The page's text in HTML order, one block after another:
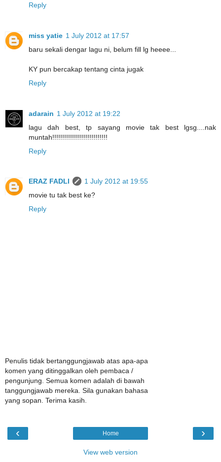
Reply
miss yatie 1 July 2012 at 17:57
baru sekali dengar lagu ni, belum fill lg heeee...
KY pun bercakap tentang cinta jugak
Reply
adarain 1 July 2012 at 19:22
lagu dah best, tp sayang movie tak best lgsg....nak
muntah!!!!!!!!!!!!!!!!!!!!!!!!!!!!
Reply
ERAZ FADLI
1 July 2012 at 19:55
movie tu tak best ke?
Reply
Penulis tidak bertanggungjawab atas apa-apa
komen yang ditinggalkan oleh pembaca /
pengunjung. Semua komen adalah di bawah
tanggungjawab mereka. Sila gunakan bahasa
yang sopan. Terima kasih.
‹ ›
Home
View web version